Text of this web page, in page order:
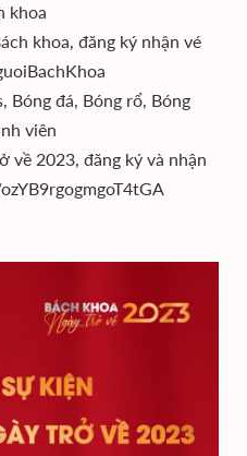
khoa
khoa, đăng ký nhận vé
Bóng đá, Bóng rổ, Bóng
viên
về 2023, đăng ký và nhận